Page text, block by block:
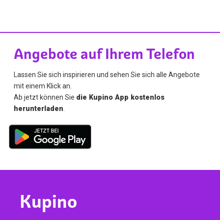
Angebote auf Ihrem Telefon
Lassen Sie sich inspirieren und sehen Sie sich alle Angebote
mit einem Klick an.
Ab jetzt können Sie die Kupino App kostenlos
herunterladen
Kupino